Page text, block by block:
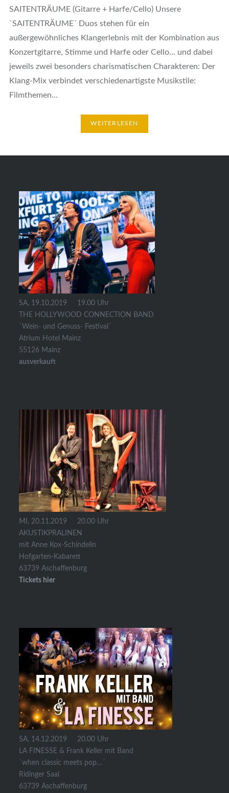
SAITENTRÄUME (Gitarre + Harfe/Cello) Unsere
`SAITENTRÄUME´ Duos stehen für ein
außergewöhnliches Klangerlebnis mit der Kombination aus
Konzertgitarre, Stimme und Harfe oder Cello… und dabei
jeweils zwei besonders charismatischen Charakteren: Der
Klang-Mix verbindet verschiedenartigste Musikstile:
Filmthemen…
WEITERLESEN
SA, 19.10.2019 19.00 Uhr
THE HOLLYWOOD CONNECTION BAND
`Wein- und Genuss- Festival´
Atrium Hotel Mainz
55126 Mainz
ausverkauft
MI, 20.11.2019 20.00 Uhr
AKUSTIKPRALINEN
mit Anne Kox-Schindelin
Hofgarten-Kabarett
63739 Aschaffenburg
Tickets hier
SA, 14.12.2019 20.00 Uhr
LA FINESSE & Frank Keller mit Band
`when classic meets pop…´
Ridinger Saal
63739 Aschaffenburg